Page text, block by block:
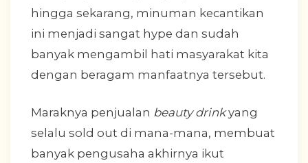
hingga sekarang, minuman kecantikan
ini menjadi sangat hype dan sudah
banyak mengambil hati masyarakat kita
dengan beragam manfaatnya tersebut.
Maraknya penjualan beauty drinkyang
selalu sold out di mana-mana, membuat
banyak pengusaha akhirnya ikut